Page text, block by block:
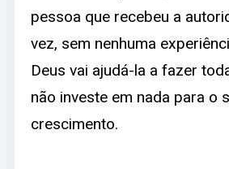
pessoa que recebeu a
vez, sem nenhuma
Deus vai ajudá-la a fazer
não investe em nada para o
crescimento.